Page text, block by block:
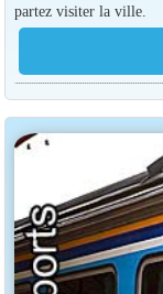
partez visiter la ville.